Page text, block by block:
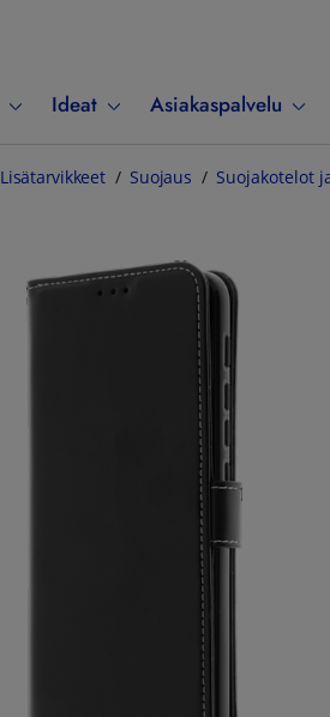
Ideat Asiakaspalvelu
Lisätarvikkeet Suojaus Suojakotelot